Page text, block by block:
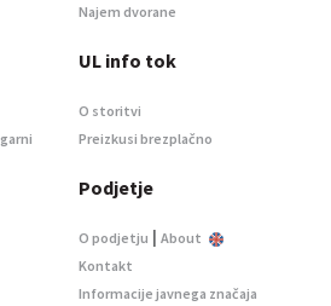
Najem dvorane
UL info tok
O storitvi
Preizkusi brezplačno
Podjetje
O podjetju | About
Kontakt
Informacije javnega značaja